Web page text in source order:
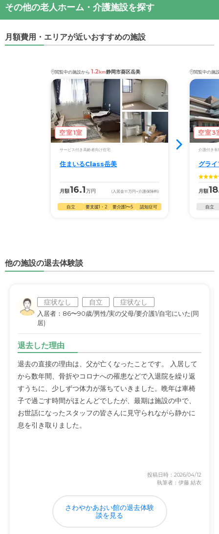
その他の老人ホーム・介護施設を探す
月額費用・エリアが近いおすすめの施設
閲覧中の施設から 1.2km静岡市葵区岳美
空室1室
サービス付き高齢者向け住宅
住まいるClass岳美
月額16.1万円 (入居金11 万円 +介護保険料)
自立 要支援1・2 要介護1〜5 認知症可
閲覧中の施
空室3
介護付き有
グラ
月額
自立
他の施設の退去体験談
症状なし 自立 症状なし
入居者：86〜90歳/男性/実の父母/要介護1/自宅にいた(同
居)
退去した理由
退去の直接の理由は、父が亡くなったことです。 入居して
から数年間、骨折やコロナへの罹患などで入退院を繰り返
すうちに、少しずつ体力が落ちていきました。晩年は車椅
子で過ごす時間がほとんどでしたが、最期は施設の中で、
お世話になったスタッフの皆さんに見守られながら静かに
息を引き取りました。
投稿日時：2026/04/12
執筆者：伊藤 結衣
さわやかあおい館の退去体験
談を見る